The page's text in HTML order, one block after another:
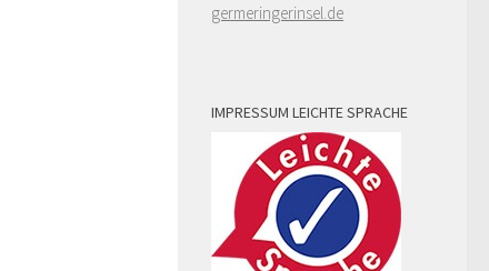
germeringerinsel.de
IMPRESSUM LEICHTE SPRACHE